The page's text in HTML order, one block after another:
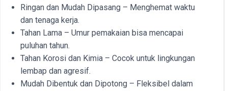
Ringan dan Mudah Dipasang – Menghemat waktu
dan tenaga kerja.
Tahan Lama – Umur pemakaian bisa mencapai
puluhan tahun.
Tahan Korosi dan Kimia – Cocok untuk lingkungan
lembap dan agresif.
Mudah Dibentuk dan Dipotong – Fleksibel dalam